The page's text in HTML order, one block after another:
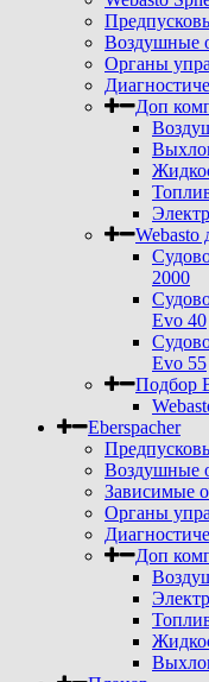
Воздушные
Органы
Доп
Webasto
2000
Evo 40
Evo 55
Подбор
Eberspacher
Воздушные
Зависимые
Органы
Доп